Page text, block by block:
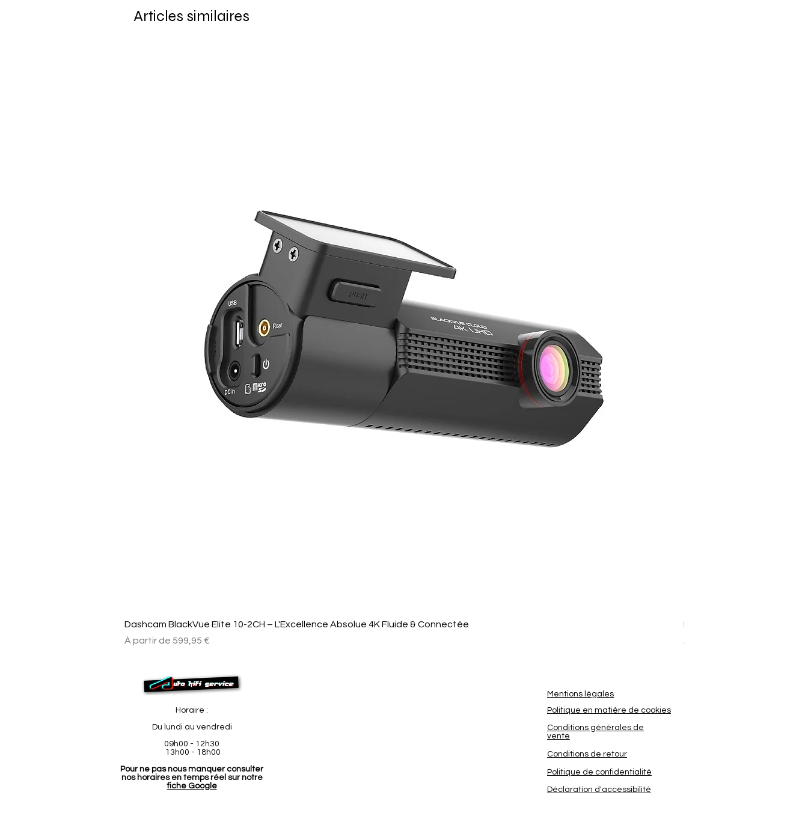
Articles similaires
Aperçu rapide
Dashcam BlackVue Elite 10-2CH – L'Excellence Absolue 4K Fluide & Connectée
À partir de 599,95 €
Prix promotionnel
Dashcam BlackVue Elite 8-
À partir de
Horaire :
Du lundi au vendredi
09h00 - 12h30
13h00 - 18h00
Pour ne pas nous manquer consulter
nos horaires en temps réel sur notre
fiche Google
Mentions légales
Politique en matière de cookies
Conditions générales de
vente
Conditions de retour
Politique de confidentialité
Déclaration d'accessibilité